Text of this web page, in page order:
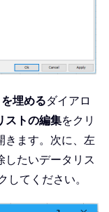
埋めるダイアロ
ストの編集をクリ
きます。次に、左
したいデータリス
してください。